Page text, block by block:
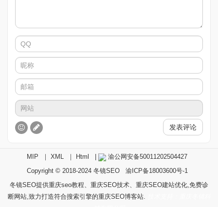
发表评论
MIP ｜ XML ｜ Html
渝公网安备50011202504427
Copyright © 2018-2024 冬镜SEO
渝ICP备18003600号-1
冬镜SEO提供重庆seo教程、重庆SEO技术、重庆SEO建站优化,免费诊
断网站,致力打造符合搜索引擎的重庆SEO博客站.